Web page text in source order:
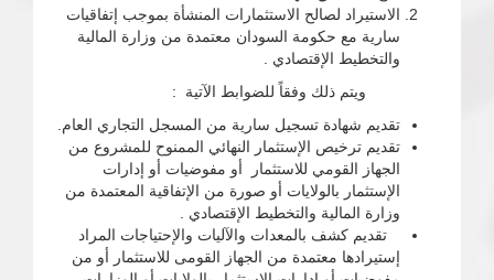
الاستيراد لصالح الاستثمارات المنشأة بموجب إتفاقيات
سارية مع حكومة السودان معتمدة من وزارة المالية
والتخطيط الإقتصادي .
ويتم ذلك وفقاً للضوابط الآتية :
تقديم شهادة تسجيل سارية من المسجل التجاري العام.
تقديم ترخيص الإستثمار النهائي الممنوح للمشروع من
الجهاز القومي للاستثمار أو مفوضيات أو إدارات
الإستثمار بالولايات أو صورة من الإتفاقية المعتمدة من
وزارة المالية والتخطيط الإقتصادي .
تقديم كشف بالمعدات والآليات والإحتياجات المراد
إستيرادها معتمدة من الجهاز القومى للاستثمار أو من